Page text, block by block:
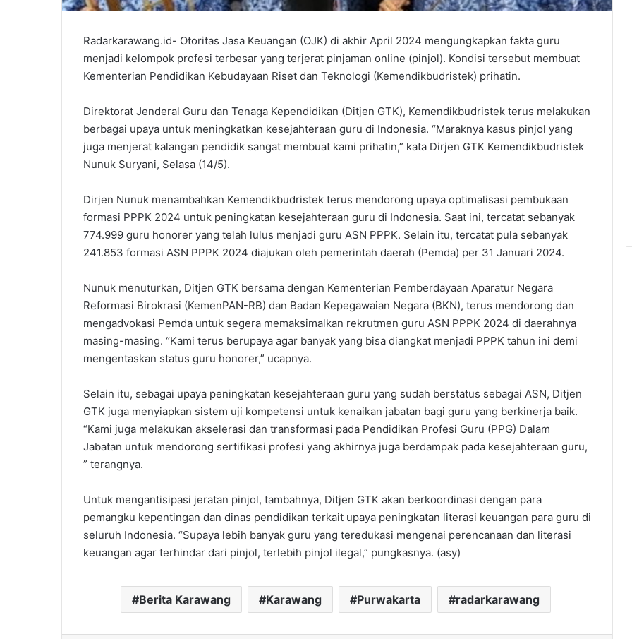
Radarkarawang.id- Otoritas Jasa Keuangan (OJK) di akhir April 2024 mengungkapkan fakta guru
menjadi kelompok profesi terbesar yang terjerat pinjaman online (pinjol). Kondisi tersebut membuat
Kementerian Pendidikan Kebudayaan Riset dan Teknologi (Kemendikbudristek) prihatin.
Direktorat Jenderal Guru dan Tenaga Kependidikan (Ditjen GTK), Kemendikbudristek terus melakukan
berbagai upaya untuk meningkatkan kesejahteraan guru di Indonesia. “Maraknya kasus pinjol yang
juga menjerat kalangan pendidik sangat membuat kami prihatin,” kata Dirjen GTK Kemendikbudristek
Nunuk Suryani, Selasa (14/5).
Dirjen Nunuk menambahkan Kemendikbudristek terus mendorong upaya optimalisasi pembukaan
formasi PPPK 2024 untuk peningkatan kesejahteraan guru di Indonesia. Saat ini, tercatat sebanyak
774.999 guru honorer yang telah lulus menjadi guru ASN PPPK. Selain itu, tercatat pula sebanyak
241.853 formasi ASN PPPK 2024 diajukan oleh pemerintah daerah (Pemda) per 31 Januari 2024.
Nunuk menuturkan, Ditjen GTK bersama dengan Kementerian Pemberdayaan Aparatur Negara
Reformasi Birokrasi (KemenPAN-RB) dan Badan Kepegawaian Negara (BKN), terus mendorong dan
mengadvokasi Pemda untuk segera memaksimalkan rekrutmen guru ASN PPPK 2024 di daerahnya
masing-masing. “Kami terus berupaya agar banyak yang bisa diangkat menjadi PPPK tahun ini demi
mengentaskan status guru honorer,” ucapnya.
Selain itu, sebagai upaya peningkatan kesejahteraan guru yang sudah berstatus sebagai ASN, Ditjen
GTK juga menyiapkan sistem uji kompetensi untuk kenaikan jabatan bagi guru yang berkinerja baik.
“Kami juga melakukan akselerasi dan transformasi pada Pendidikan Profesi Guru (PPG) Dalam
Jabatan untuk mendorong sertifikasi profesi yang akhirnya juga berdampak pada kesejahteraan guru,
” terangnya.
Untuk mengantisipasi jeratan pinjol, tambahnya, Ditjen GTK akan berkoordinasi dengan para
pemangku kepentingan dan dinas pendidikan terkait upaya peningkatan literasi keuangan para guru di
seluruh Indonesia. “Supaya lebih banyak guru yang teredukasi mengenai perencanaan dan literasi
keuangan agar terhindar dari pinjol, terlebih pinjol ilegal,” pungkasnya. (asy)
Berita Karawang Karawang Purwakarta radarkarawang